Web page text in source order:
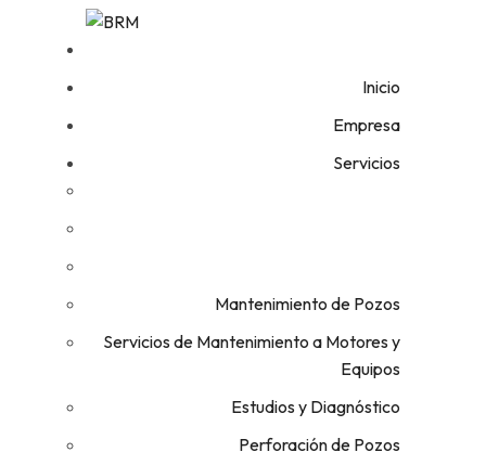
Inicio
Empresa
Servicios
Mantenimiento de Pozos
Servicios de Mantenimiento a Motores y
Equipos
Estudios y Diagnóstico
Perforación de Pozos